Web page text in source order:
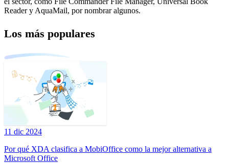
Reader y AquaMail, por nombrar algunos.
Los más populares
11 dic 2024
Por qué XDA clasifica a MobiOffice como la mejor alternativa a
Microsoft Office